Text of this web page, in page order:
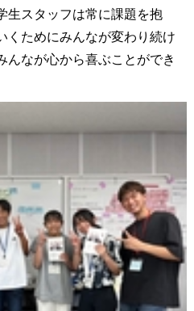
生スタッフは常に課題を抱
くためにみんなが変わり続け
んなが心から喜ぶことができ